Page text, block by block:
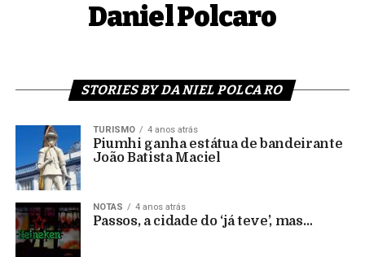
Daniel Polcaro
STORIES BY DANIEL POLCARO
TURISMO 4 anos atrás
Piumhi ganha estátua de bandeirante
João Batista Maciel
NOTAS 4 anos atrás
Passos, a cidade do ‘já teve’, mas…